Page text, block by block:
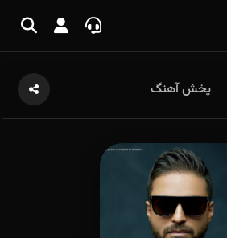
پخش آهنگ